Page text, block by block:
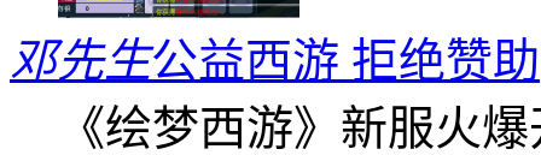
邓先生公益西游 拒绝赞助
《绘梦西游》新服火